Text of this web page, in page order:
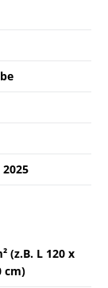
(z.B. L 120 x
cm)